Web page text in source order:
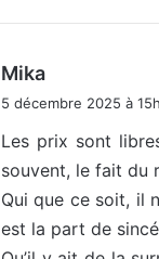
Mika
:
5 décembre 2025 à
Les prix sont
souvent, le fait du
Qui que ce soit, il
est la part de